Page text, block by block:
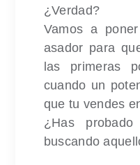
¿Verdad?
Vamos a
asador para
las primeras
cuando un
que tu vendes
¿Has
buscando